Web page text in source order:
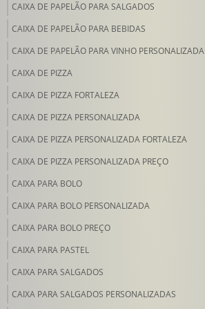
CAIXA DE PAPELÃO PARA SALGADOS
CAIXA DE PAPELÃO PARA BEBIDAS
CAIXA DE PAPELÃO PARA VINHO PERSONALIZADA
CAIXA DE PIZZA
CAIXA DE PIZZA FORTALEZA
CAIXA DE PIZZA PERSONALIZADA
CAIXA DE PIZZA PERSONALIZADA FORTALEZA
CAIXA DE PIZZA PERSONALIZADA PREÇO
CAIXA PARA BOLO
CAIXA PARA BOLO PERSONALIZADA
CAIXA PARA BOLO PREÇO
CAIXA PARA PASTEL
CAIXA PARA SALGADOS
CAIXA PARA SALGADOS PERSONALIZADAS